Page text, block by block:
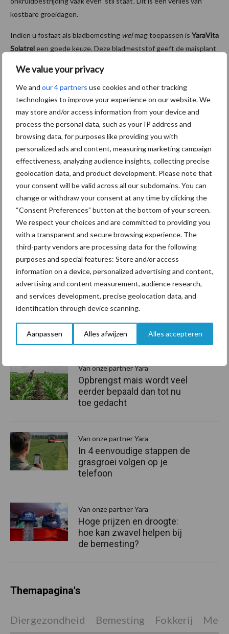
We value your privacy
We and our 4 partners use cookies and other tracking
technologies to improve your experience on our website. We
may store and/or access information from your device and
process the personal data, such as your IP address and
browsing data, for purposes like providing you with
personalized ads and content, measuring marketing campaign
effectiveness, analyzing audience insights, collecting precise
geolocation data, and product development. Please note that
your consent will be valid across all our subdomains. You can
change or withdraw your consent at any time by clicking the
“Consent Preferences” button at the bottom of your screen.
We respect your choices and are committed to providing you
with a transparent and secure browsing experience. The
third-party vendors are processing data for the following
purposes and special features: Store and/or access
information on a device, personalized advertising and content,
advertising and content measurement, audience research,
and services development, precise geolocation data, and
identification through device scanning.
Aanpassen Alles afwijzen Alles accepteren
kostbare groeidagen.
Indien u fosfaat als bladbemesting welmag toepassen is YaraVita
Solatreleen goede keuze. Deze bladmeststof geeft de maisplant
goed door te komen.
Mag fosfaat als bladbemesting op uw bedrijf
worden
toegepast, dan isYaraVita Biotracde beste keuze als
bladmeststof. Deze biostimulant heeft zich in verschillende
proeven bewezen om mais door moeilijke perioden heen te
slepen en zo de basis te leggen voor een hogere opbrengst. De
bioactieve verbindingen zijn in dit product gecombineerd met een
mix van borium, kalium en zink. Dit maakt de plant aanzienlijk
weerbaarder.
Maisbemestingspakket
kunt u via de website van Yara een offerte*
minimaal 15 hectare, dan krijgt uit voor 3 hectare (10 liter)
YaraVita bladmeststof cadeau.
*De offerte wordt uitgebracht door een partner van Yara en niet
Aanbevolen voor jou!
Van onze partner Yara
Opbrengst mais wordt veel
eerder bepaald dan tot nu
toe gedacht
Van onze partner Yara
In 4 eenvoudige stappen de
grasgroei volgen op je
telefoon
Van onze partner Yara
Hoge prijzen en droogte:
hoe kan zwavel helpen bij
de bemesting?
Themapagina's
Diergezondheid Bemesting Fokkerij